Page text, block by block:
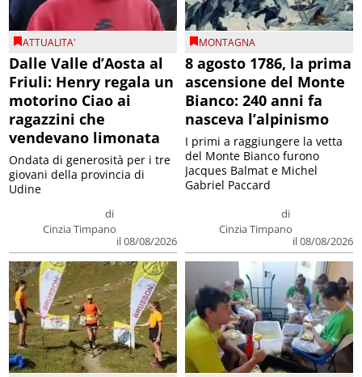
ATTUALITA'
Dalle Valle d’Aosta al
Friuli: Henry regala un
motorino Ciao ai
ragazzini che
vendevano limonata
di
Cinzia Timpano
il 08/08/2026
Ondata di generosità per i tre
giovani della provincia di
Udine
MONTAGNA
8 agosto 1786, la prima
ascensione del Monte
Bianco: 240 anni fa
nasceva l’alpinismo
di
Cinzia Timpano
il 08/08/2026
I primi a raggiungere la vetta
del Monte Bianco furono
Jacques Balmat e Michel
Gabriel Paccard